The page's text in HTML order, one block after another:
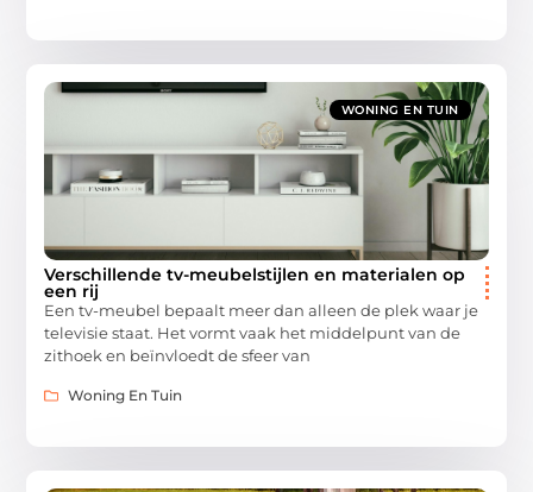
WONING EN TUIN
Verschillende tv-meubelstijlen en materialen op
een rij
Een tv-meubel bepaalt meer dan alleen de plek waar je
televisie staat. Het vormt vaak het middelpunt van de
zithoek en beïnvloedt de sfeer van
Woning En Tuin